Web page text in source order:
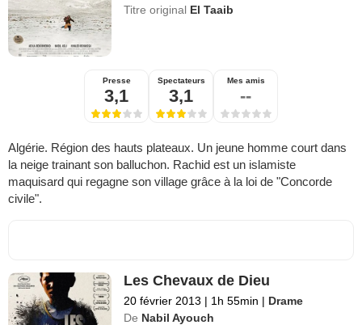
Titre original El Taaib
Presse
3,1
Spectateurs
3,1
Mes amis
--
Algérie. Région des hauts plateaux. Un jeune homme court dans
la neige trainant son balluchon. Rachid est un islamiste
maquisard qui regagne son village grâce à la loi de "Concorde
civile".
Les Chevaux de Dieu
20 février 2013 | 1h 55min | Drame
De Nabil Ayouch